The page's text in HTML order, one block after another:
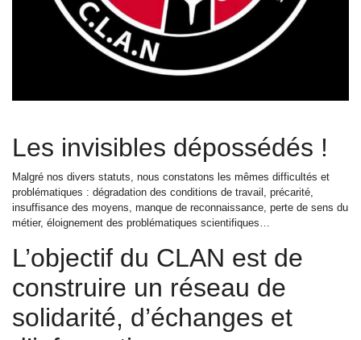
Les invisibles dépossédés !
Malgré nos divers statuts, nous constatons les mêmes difficultés et
problématiques : dégradation des conditions de travail, précarité,
insuffisance des moyens, manque de reconnaissance, perte de sens du
métier, éloignement des problématiques scientifiques…
L’objectif du CLAN est de
construire un réseau de
solidarité, d’échanges et